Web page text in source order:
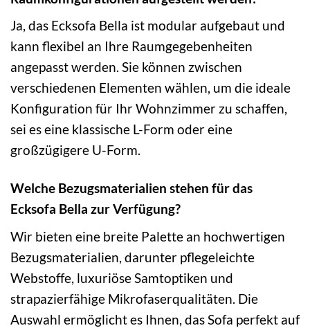
Ja, das Ecksofa Bella ist modular aufgebaut und
kann flexibel an Ihre Raumgegebenheiten
angepasst werden. Sie können zwischen
verschiedenen Elementen wählen, um die ideale
Konfiguration für Ihr Wohnzimmer zu schaffen,
sei es eine klassische L-Form oder eine
großzügigere U-Form.
Welche Bezugsmaterialien stehen für das
Ecksofa Bella zur Verfügung?
Wir bieten eine breite Palette an hochwertigen
Bezugsmaterialien, darunter pflegeleichte
Webstoffe, luxuriöse Samtoptiken und
strapazierfähige Mikrofaserqualitäten. Die
Auswahl ermöglicht es Ihnen, das Sofa perfekt auf